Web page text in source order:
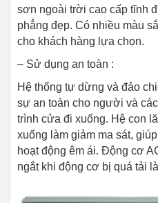
sơn ngoài trời cao cấp tĩnh
phẳng đẹp. Có nhiều màu
cho khách hàng lựa chọn.
– Sử dụng an toàn :
Hệ thống tự dừng và đảo
sự an toàn cho người và
trình cửa đi xuống. Hệ con
xuống làm giảm ma sát,
hoạt động êm ái. Động cơ
ngắt khi động cơ bị quá tải